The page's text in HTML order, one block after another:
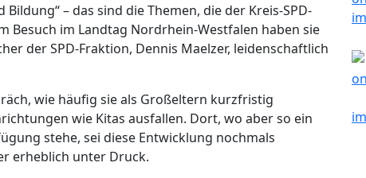
– das sind die Themen, die der Kreis-SPD-
Besuch im Landtag Nordrhein-Westfalen haben sie
der SPD-Fraktion, Dennis Maelzer, leidenschaftlich
wie häufig sie als Großeltern kurzfristig
wie Kitas ausfallen. Dort, wo aber so ein
stehe, sei diese Entwicklung nochmals
erheblich unter Druck.